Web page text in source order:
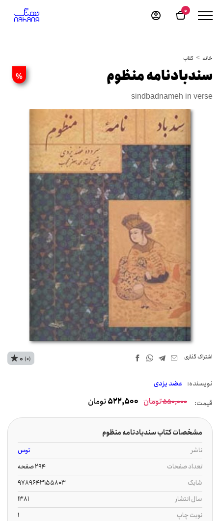
0
خانه کتاب
% سندبادنامه منظوم
sindbadnameh in verse
اشتراک‌ گذاری
نويسنده: عضد یزدی
0 (0)
قیمت: 550,000تومان 522,500تومان
مشخصات کتاب سندبادنامه منظوم
ناشر
توس
تعداد صفحات
294 صفحه
شابک
9789643155803
سال انتشار
1381
نوبت چاپ
1